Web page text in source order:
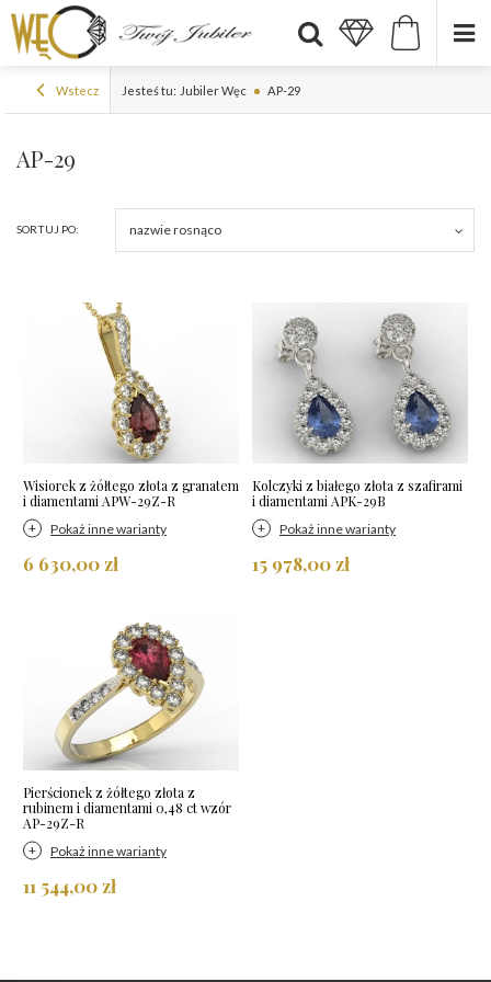
Wstecz Jesteś tu: Jubiler Węc AP-29
AP-29
SORTUJ PO: nazwie rosnąco
Wisiorek z żółtego złota z granatem
i diamentami APW-29Z-R
Pokaż inne warianty
6 630,00 zł
Kolczyki z białego złota z szafirami
i diamentami APK-29B
Pokaż inne warianty
15 978,00 zł
Pierścionek z żółtego złota z
rubinem i diamentami 0,48 ct wzór
AP-29Z-R
Pokaż inne warianty
11 544,00 zł